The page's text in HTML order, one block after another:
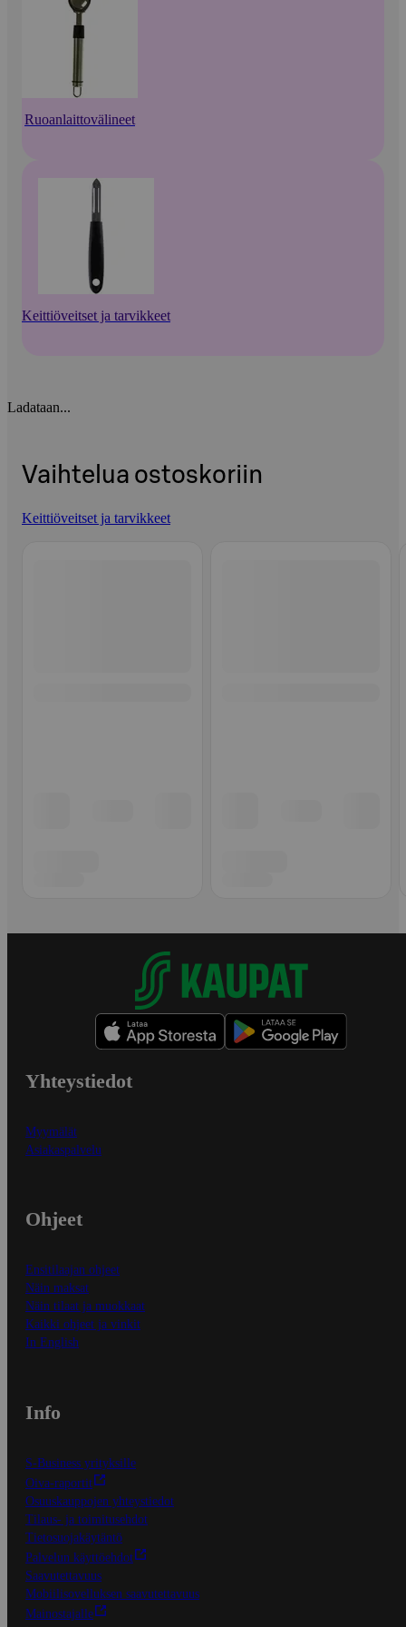
Ruoanlaittovälineet
Keittiöveitset ja tarvikkeet
Ladataan...
Vaihtelua ostoskoriin
Keittiöveitset ja tarvikkeet
Yhteystiedot
Myymälät
Asiakaspalvelu
Ohjeet
Ensitilaajan ohjeet
Näin maksat
Näin tilaat ja muokkaat
Kaikki ohjeet ja vinkit
In English
Info
S-Business yrityksille
Oiva-raportit
Osuuskauppojen yhteystiedot
Tilaus- ja toimitusehdot
Tietosuojakäytäntö
Palvelun käyttöehdot
Saavutettavuus
Mobiilisovelluksen saavutettavuus
Mainostajalle